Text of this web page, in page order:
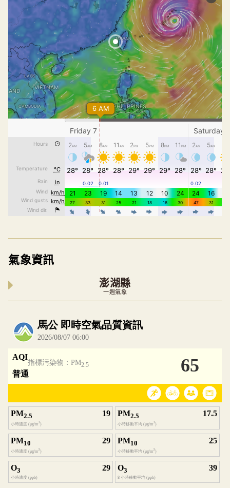
氣象資訊
澎湖縣
一週氣象
內嵌空氣品質小工具為視覺預覽，完整即時空